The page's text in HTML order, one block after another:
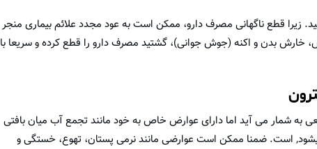
زیرا قطع ناگهانی مصرف دارو، ممکن است به عود مجدد علائم بیماری منجر
بدن و اکنه (جوش جوانی)، گشتید مصرف دارو را قطع کرده و سریعا با
به شمار می آید اما دارای عوارض خاص به خود مانند تجمع آب میان بافتی
است. ضمنا ممکن است عوارضی مانند نرمی پستان، تهوع، خستگی و